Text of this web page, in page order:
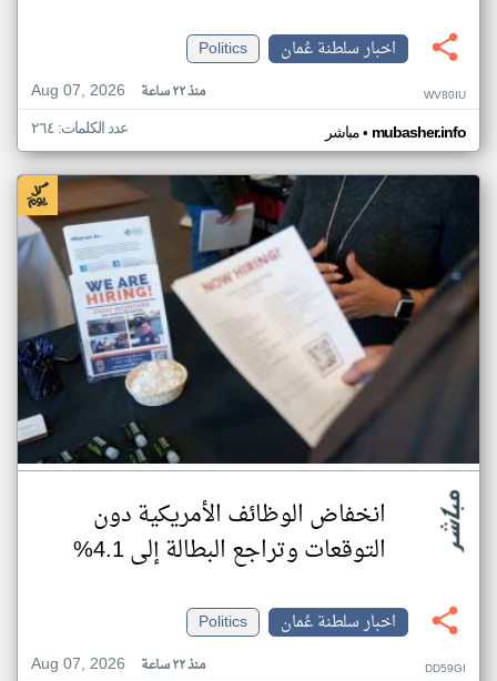
اخبار سلطنة عُمان
Politics
Aug 07, 2026
منذ ٢٢ ساعة WV80IU
مباشر• mubasher.info عدد الكلمات: ٢٦٤
انخفاض الوظائف الأمريكية دون
التوقعات وتراجع البطالة إلى 4.1%
اخبار سلطنة عُمان
Politics
Aug 07, 2026
منذ ٢٢ ساعة DD59GI